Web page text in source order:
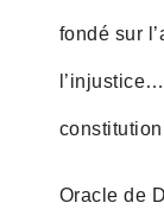
fondé sur
Oracle de